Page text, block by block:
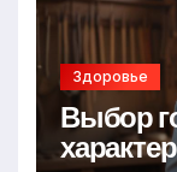
Здоровье
Выбор